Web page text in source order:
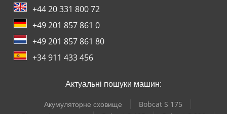
+44 20 331 800 72
+49 201 857 861 0
+49 201 857 861 80
+34 911 433 456
Актуальні пошуки машин:
Акумуляторне сховище
Bobcat S 175